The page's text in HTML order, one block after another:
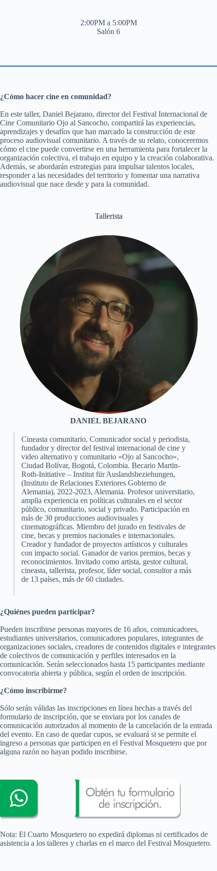
2:00PM a 5:00PM
Salón 6
¿Cómo hacer cine en comunidad?
En este taller, Daniel Bejarano, director del Festival Internacional de
Cine Comunitario Ojo al Sancocho, compartirá las experiencias,
aprendizajes y desafíos que han marcado la construcción de este
proceso audiovisual comunitario. A través de su relato, conoceremos
cómo el cine puede convertirse en una herramienta para fortalecer la
organización colectiva, el trabajo en equipo y la creación colaborativa.
Además, se abordarán estrategias para impulsar talentos locales,
responder a las necesidades del territorio y fomentar una narrativa
audiovisual que nace desde y para la comunidad.
Tallerista
DANIEL BEJARANO
Cineasta comunitario, Comunicador social y periodista,
fundador y director del festival internacional de cine y
video alternativo y comunitario «Ojo al Sancocho»,
Ciudad Bolívar, Bogotá, Colombia. Becario Martin-
Roth-Initiative – Institut für Auslandsbeziehungen,
(Instituto de Relaciones Exteriores Gobierno de
Alemania), 2022-2023, Alemania. Profesor universitario,
amplia experiencia en políticas culturales en el sector
público, comunitario, social y privado. Participación en
más de 30 producciones audiovisuales y
cinematográficas. Miembro del jurado en festivales de
cine, becas y premios nacionales e internacionales.
Creador y fundador de proyectos artísticos y culturales
con impacto social. Ganador de varios premios, becas y
reconocimientos. Invitado como artista, gestor cultural,
cineasta, tallerista, profesor, líder social, consultor a más
de 13 países, más de 60 ciudades.
¿Quiénes pueden participar?
Pueden inscribirse personas mayores de 16 años, comunicadores,
estudiantes universitarios, comunicadores populares, integrantes de
organizaciones sociales, creadores de contenidos digitales e integrantes
de colectivos de comunicación y perfiles interesados en la
comunicación. Serán seleccionados hasta 15 participantes mediante
convocatoria abierta y pública, según el orden de inscripción.
¿Cómo inscribirme?
Sólo serán válidas las inscripciones en línea hechas a través del
formulario de inscripción, que se enviara por los canales de
comunicación autorizados al momento de la cancelación de la entrada
del evento. En caso de quedar cupos, se evaluará si se permite el
ingreso a personas que participen en el Festival Mosquetero que por
alguna razón no hayan podido inscribirse.
Nota: El Cuarto Mosquetero no expedirá diplomas ni certificados de
asistencia a los talleres y charlas en el marco del Festival Mosquetero.